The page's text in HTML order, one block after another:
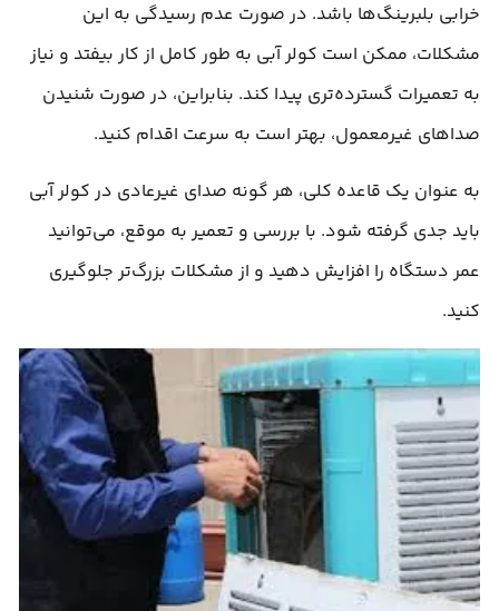
خرابی بلبرینگ‌ها باشد. در صورت عدم رسیدگی به این
مشکلات، ممکن است کولر آبی به طور کامل از کار بیفتد و نیاز
به تعمیرات گسترده‌تری پیدا کند. بنابراین، در صورت شنیدن
صداهای غیرمعمول، بهتر است به سرعت اقدام کنید.
به عنوان یک قاعده کلی، هر گونه صدای غیرعادی در کولر آبی
باید جدی گرفته شود. با بررسی و تعمیر به موقع، می‌توانید
عمر دستگاه را افزایش دهید و از مشکلات بزرگ‌تر جلوگیری
کنید.